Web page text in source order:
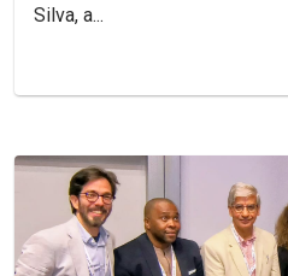
Silva, a...